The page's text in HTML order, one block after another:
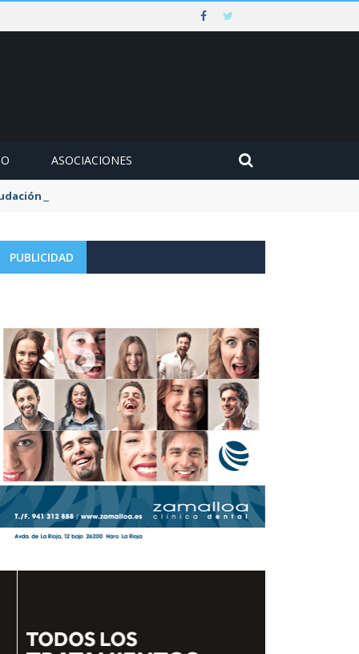
ASOCIACIONES
de la tasa de aguas y basuras
PUBLICIDAD